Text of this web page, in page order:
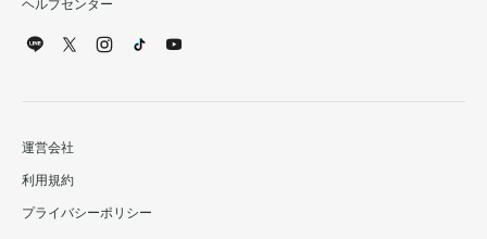
ヘルプセンター
運営会社
利用規約
プライバシーポリシー